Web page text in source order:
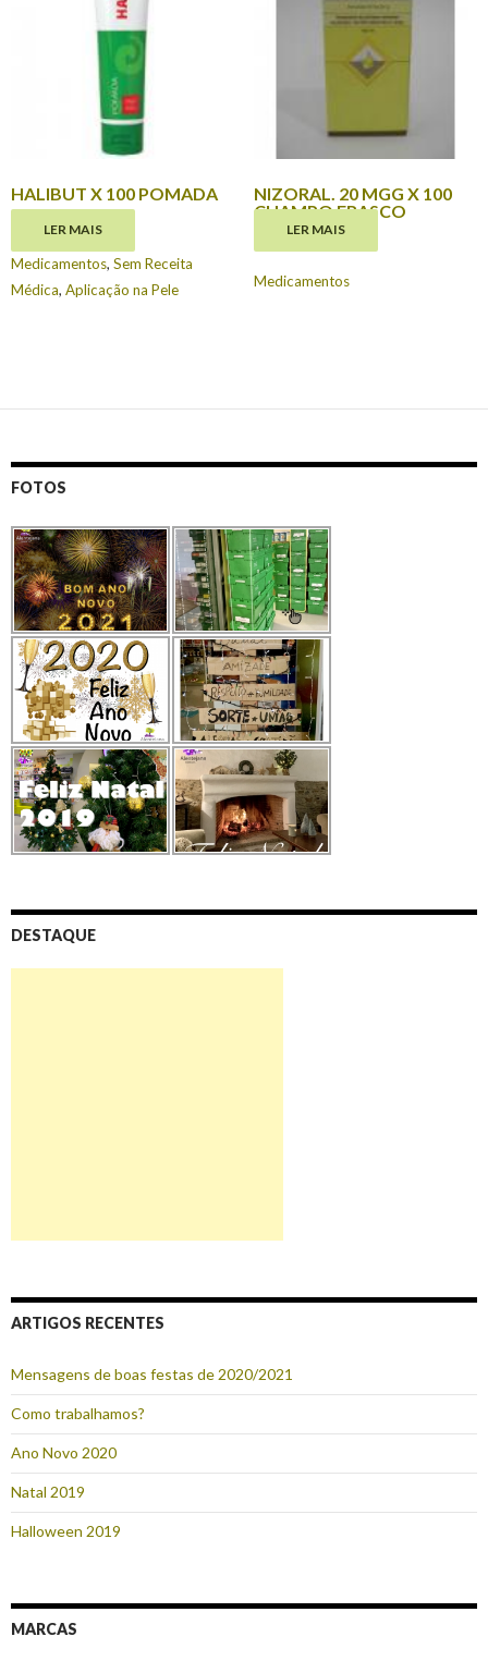
HALIBUT X 100 POMADA
8.75LER MAIS
Medicamentos, Sem Receita
Médica, Aplicação na Pele
NIZORAL. 20 MGG X 100
CHAMPO FRASCO
18.95
LER MAIS
Medicamentos
FOTOS
DESTAQUE
ARTIGOS RECENTES
Mensagens de boas festas de 2020/2021
Como trabalhamos?
Ano Novo 2020
Natal 2019
Halloween 2019
MARCAS